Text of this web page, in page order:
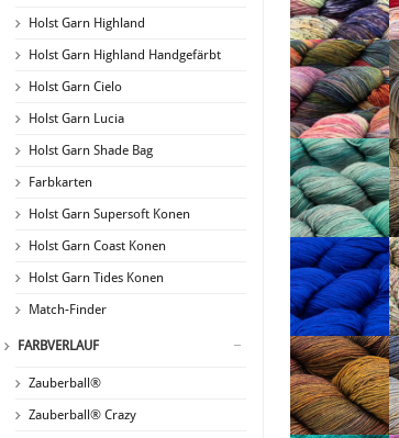
Holst Garn Highland
Holst Garn Highland Handgefärbt
Holst Garn Cielo
Holst Garn Lucia
Holst Garn Shade Bag
Farbkarten
Holst Garn Supersoft Konen
Holst Garn Coast Konen
Holst Garn Tides Konen
Match-Finder
FARBVERLAUF
Zauberball®
Zauberball® Crazy